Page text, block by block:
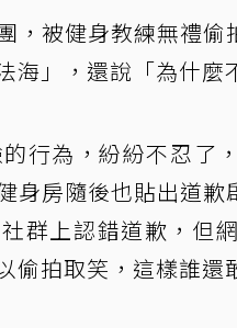
，被健身教練無禮
海」，還說「為什麼
行為，紛紛不忍了
身房隨後也貼出道
群上認錯道歉，但
偷拍取笑，這樣誰還